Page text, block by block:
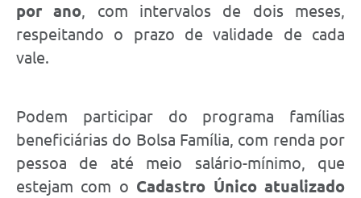
por ano , com intervalos de dois meses,
respeitando o prazo de validade de cada
vale.
Podem participar do programa famílias
beneficiárias do Bolsa Família, com renda por
pessoa de até meio salário-mínimo, que
estejam com o Cadastro Único atualizado